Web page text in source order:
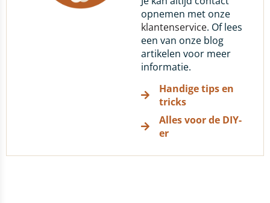
opnemen met onze
klantenservice. Of lees
een van onze blog
artikelen voor meer
informatie.
Handige tips en
tricks
Alles voor de DIY-
er